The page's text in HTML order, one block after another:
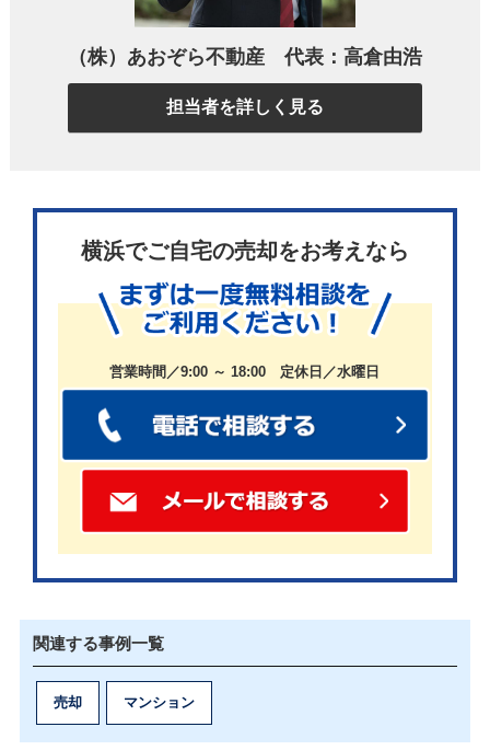
願いしてみることにしました。
専任媒介契約を結んで売却活動をスタートしたので
てしまいました。
それからというもの、対応が一変してしまったんで
連絡の頻度は減り、売却活動の進捗もよく分からな
放置されたような3ヶ月間
（株）あおぞら不動産 代表：高倉由浩
担当者を詳しく見る
横浜でご自宅の売却をお考えなら
営業時間／9:00 ～ 18:00 定休日／水曜日
関連する事例一覧
売却 マンション